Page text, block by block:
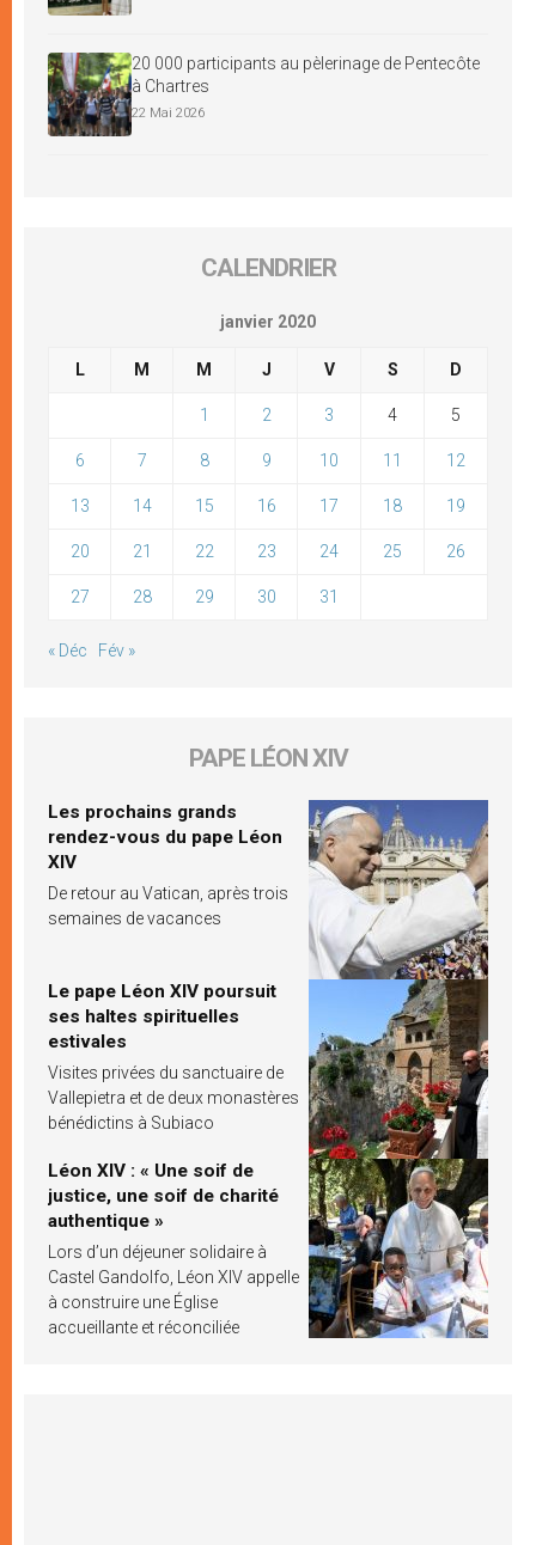
20 000 participants au pèlerinage de Pentecôte
à Chartres
22 Mai 2026
CALENDRIER
janvier 2020
L M M J V S D
1 2 3 4 5
6 7 8 9 10 11 12
13 14 15 16 17 18 19
20 21 22 23 24 25 26
27 28 29 30 31
« Déc Fév »
PAPE LÉON XIV
Les prochains grands
rendez-vous du pape Léon
XIV
De retour au Vatican, après trois
semaines de vacances
Le pape Léon XIV poursuit
ses haltes spirituelles
estivales
Visites privées du sanctuaire de
Vallepietra et de deux monastères
bénédictins à Subiaco
Léon XIV : « Une soif de
justice, une soif de charité
authentique »
Lors d’un déjeuner solidaire à
Castel Gandolfo, Léon XIV appelle
à construire une Église
accueillante et réconciliée